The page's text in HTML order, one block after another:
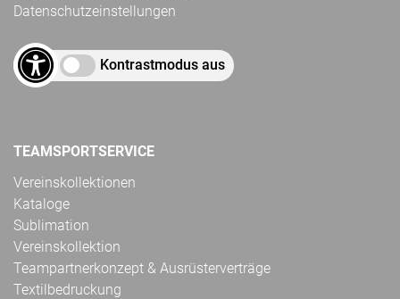
Datenschutzeinstellungen
Kontrastmodus aus
TEAMSPORTSERVICE
Vereinskollektionen
Kataloge
Sublimation
Vereinskollektion
Teampartnerkonzept & Ausrüsterverträge
Textilbedruckung